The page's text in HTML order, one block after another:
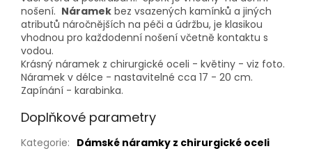
nošení. Náramek bez vsazených kamínků a jiných
atributů náročnějších na péči a údržbu, je klasikou
vhodnou pro každodenní nošení včetně kontaktu s
vodou.
Krásný náramek z chirurgické oceli - květiny - viz foto.
Náramek v délce - nastavitelné cca 17 - 20 cm.
Zapínání - karabinka.
Doplňkové parametry
Kategorie: Dámské náramky z chirurgické oceli